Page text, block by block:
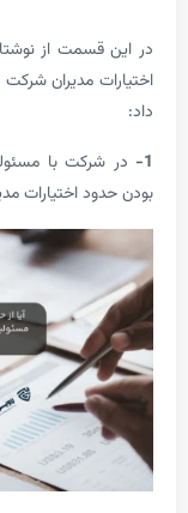
از نوشتار حدود
مدیران شرکت با مسئولیت
با مسئولیت محدود
اختیارات مدیران است؛